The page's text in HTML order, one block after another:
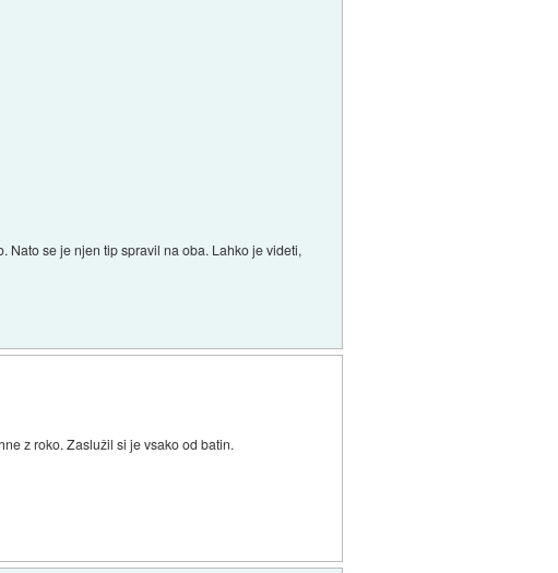
Nato se je njen tip spravil na oba. Lahko je videti,
z roko. Zaslužil si je vsako od batin.